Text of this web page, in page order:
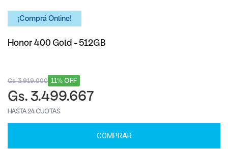
¡Comprá Online!
Honor 400 Gold - 512GB
11% OFF
Gs. 3.919.000
Gs. 3.499.667
HASTA 24 CUOTAS
COMPRAR